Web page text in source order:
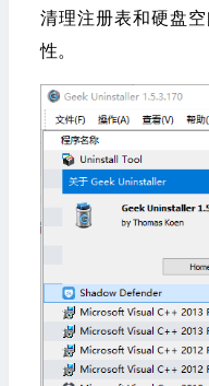
清理注册表和硬盘
性。